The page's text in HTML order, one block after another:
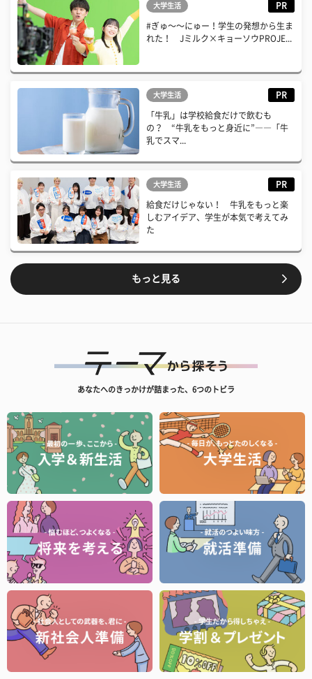
大学生活 PR
#ぎゅ〜〜にゅー！学生の発想から生ま
れた！ Jミルク×キョーソウPROJE...
大学生活 PR
「牛乳」は学校給食だけで飲むも
の？ “牛乳をもっと身近に”――「牛
乳でスマ...
大学生活 PR
給食だけじゃない！ 牛乳をもっと楽
しむアイデア、学生が本気で考えてみ
た
もっと見る
あなたへのきっかけが詰まった、6つのトビラ